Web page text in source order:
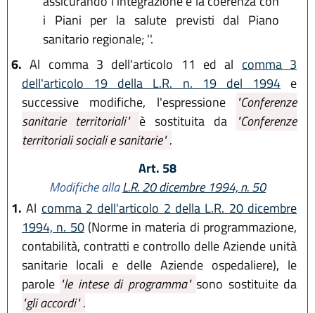
i Piani per la salute previsti dal Piano
sanitario regionale; ''.
6. Al comma 3 dell'articolo 11 ed al comma 3
dell'articolo 19 della L.R. n. 19 del 1994e
successive modifiche, l'espressione
"Conferenze
sanitarie territoriali" è sostituita da
"Conferenze
territoriali sociali e sanitarie" .
Art. 58
Modifiche allaL.R. 20 dicembre 1994, n. 50
1. Al comma 2 dell'articolo 2 della L.R. 20 dicembre
1994, n. 50(Norme in materia di programmazione,
contabilità, contratti e controllo delle Aziende unità
sanitarie locali e delle Aziende ospedaliere), le
parole "le intese di programma"sono sostituite da
"gli accordi" .